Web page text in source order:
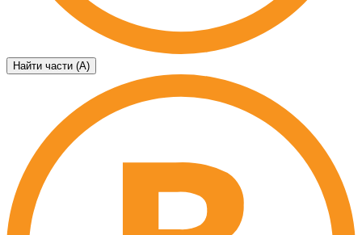
Найти части (А)